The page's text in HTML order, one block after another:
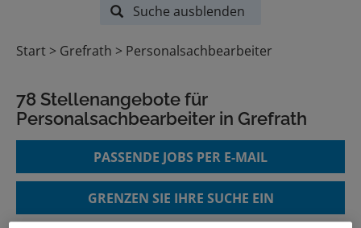
Suche ausblenden
Start Grefrath Personalsachbearbeiter
78 Stellenangebote für
Personalsachbearbeiter in Grefrath
PASSENDE JOBS PER E-MAIL
GRENZEN SIE IHRE SUCHE EIN